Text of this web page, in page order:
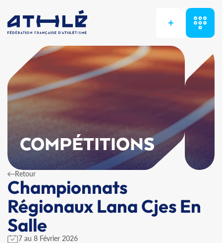
+
COMPÉTITIONS
Retour
Championnats
Régionaux Lana Cjes En
Salle
7 au 8 Février 2026